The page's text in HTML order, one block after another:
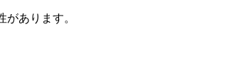
あります。